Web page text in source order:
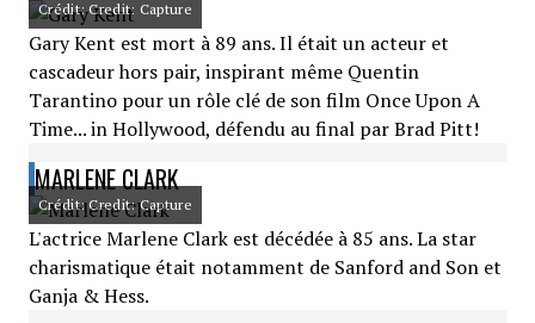
Crédit: Credit: Capture
Gary Kent est mort à 89 ans. Il était un acteur et
cascadeur hors pair, inspirant même Quentin
Tarantino pour un rôle clé de son film Once Upon A
Time... in Hollywood, défendu au final par Brad Pitt!
MARLENE CLARK
Crédit: Credit: Capture
L'actrice Marlene Clark est décédée à 85 ans. La star
charismatique était notamment de Sanford and Son et
Ganja & Hess.